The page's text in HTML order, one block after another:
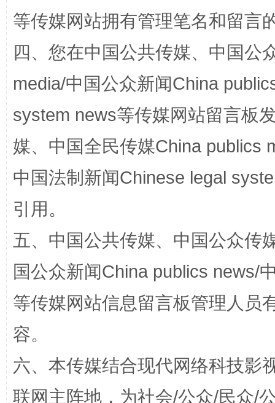
国家大学科技园优化重塑工作
扯下公款旅游的“隐身衣” 如何以
等传媒网站拥有管理笔名和留言
四、您在中国公共传媒、中国公
media/中国公众新闻China
system news等传媒网站留言板
媒、中国全民传媒China publics
中国法制新闻Chinese legal
引用。
五、中国公共传媒、中国公众传
国公众新闻China publics news/
等传媒网站信息留言板管理人员
容。
六、本传媒结合现代网络科技影
联网主阵地，为社会/公众/民众/